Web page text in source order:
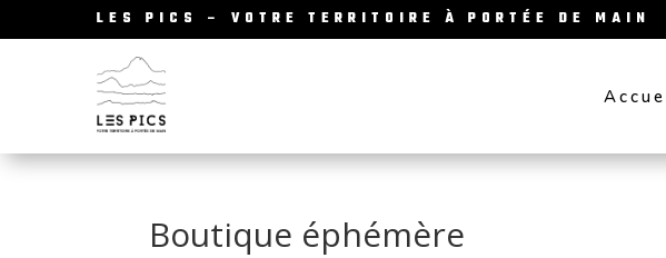
LES PICS – VOTRE TERRITOIRE À PORTÉE DE MAIN
Boutique éphémère